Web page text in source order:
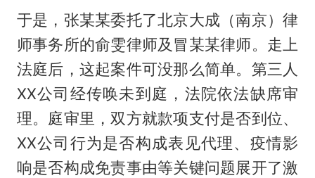
于是，张某某委托了北京大成（南京）律
师事务所的俞雯律师及冒某某律师。走上
法庭后，这起案件可没那么简单。第三人
XX公司经传唤未到庭，法院依法缺席审
理。庭审里，双方就款项支付是否到位、
XX公司行为是否构成表见代理、疫情影
响是否构成免责事由等关键问题展开了激